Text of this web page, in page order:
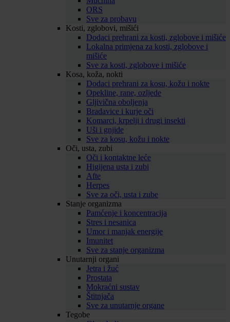
ORS
Sve za probavu
Kosti, zglobovi, mišići
Dodaci prehrani za kosti, zglobove i mišiće
Lokalna primjena za kosti, zglobove i
mišiće
Sve za kosti, zglobove i mišiće
Kosa, koža, nokti
Dodaci prehrani za kosu, kožu i nokte
Opekline, rane, ozljede
Gljivična oboljenja
Bradavice i kurje oči
Komarci, krpelji i drugi insekti
Uši i gnjide
Sve za kosu, kožu i nokte
Oči, usta, zubi
Oči i kontaktne leće
Higijena usta i zubi
Afte
Herpes
Sve za oči, usta i zube
Stanje organizma
Pamćenje i koncentracija
Stres i nesanica
Umor i manjak energije
Imunitet
Sve za stanje organizma
Unutarnji organi
Jetra i žuć
Prostata
Mokraćni sustav
Štitnjača
Sve za unutarnje organe
Tegobe